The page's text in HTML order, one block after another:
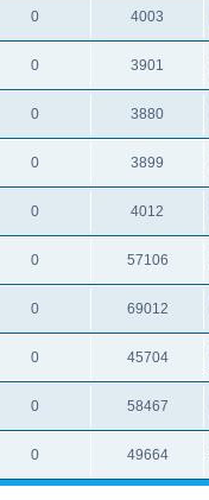
0 4003
0 3901
0 3880
0 3899
0 4012
0 57106
0 69012
0 45704
0 58467
0 49664